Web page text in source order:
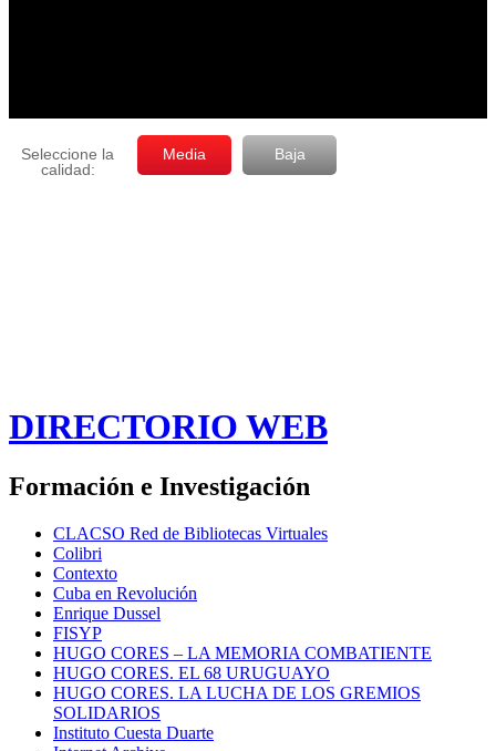
DIRECTORIO WEB
Formación e Investigación
CLACSO Red de Bibliotecas Virtuales
Colibri
Contexto
Cuba en Revolución
Enrique Dussel
FISYP
HUGO CORES – LA MEMORIA COMBATIENTE
HUGO CORES. EL 68 URUGUAYO
HUGO CORES. LA LUCHA DE LOS GREMIOS
SOLIDARIOS
Instituto Cuesta Duarte